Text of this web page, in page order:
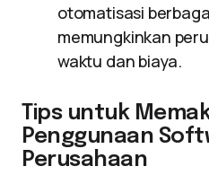
otomatisasi
memungkinkan
waktu dan biaya.
Tips untuk
Penggunaan
Perusahaan